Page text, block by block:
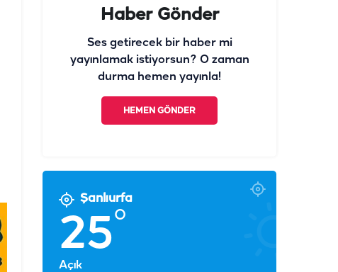
Haber Gönder
Ses getirecek bir haber mi
yayınlamak istiyorsun? O zaman
durma hemen yayınla!
HEMEN GÖNDER
Şanlıurfa
25°
Açık